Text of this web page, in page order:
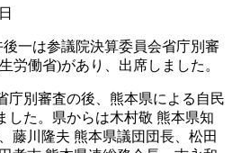
一は参議院決算委員会省庁別審
労働省)があり、出席しました。
庁別審査の後、熊本県による自民
した。県からは木村敬 熊本県知
藤川隆夫 熊本県議団団長、松田